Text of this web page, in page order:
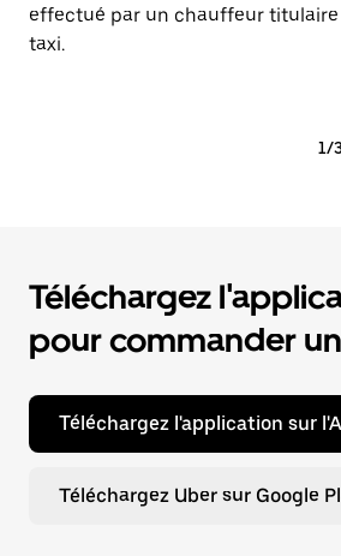
effectué par un chauffeur
taxi.
1/
Téléchargez
pour commander
Téléchargez l'application sur
Téléchargez Uber sur Google